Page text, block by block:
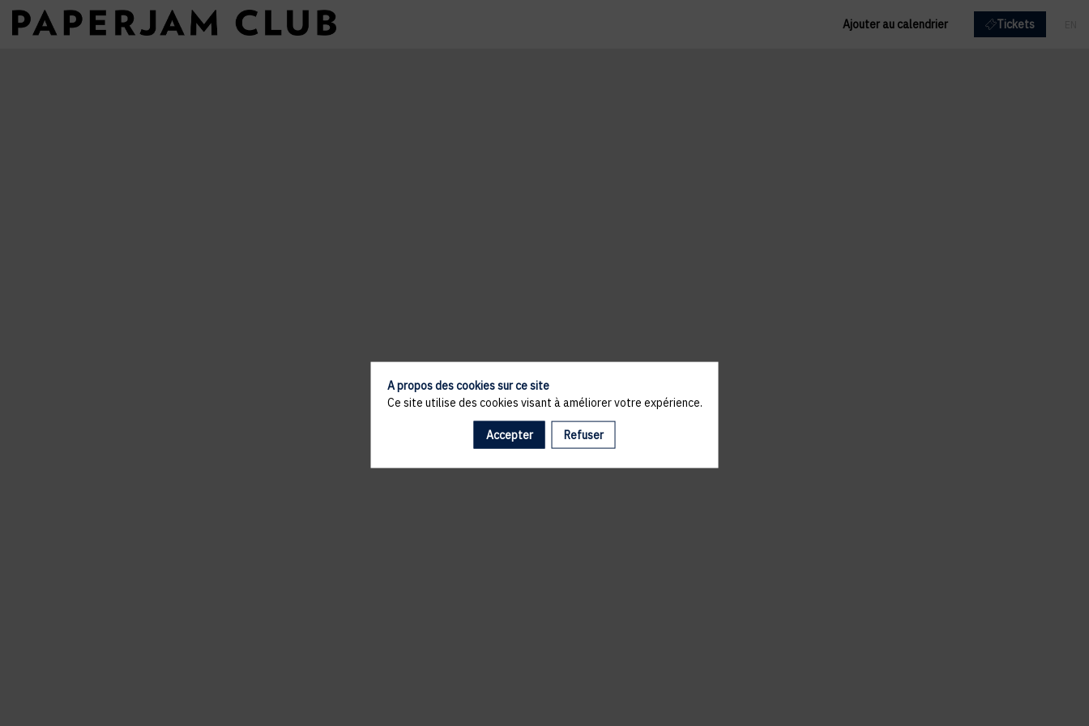
Ajouter au calendrier Tickets
Il manque du contenu : rafraichissez votre navigateur
A propos des cookies sur ce site
Ce site utilise des cookies visant à améliorer votre expérience.
Accepter Refuser